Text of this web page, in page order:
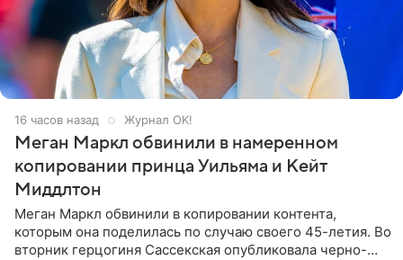
16 часов назад Журнал OK!
Меган Маркл обвинили в намеренном
копировании принца Уильяма и Кейт
Миддлтон
Меган Маркл обвинили в копировании контента,
которым она поделилась по случаю своего 45-летия. Во
вторник герцогиня Сассекская опубликовала черно-